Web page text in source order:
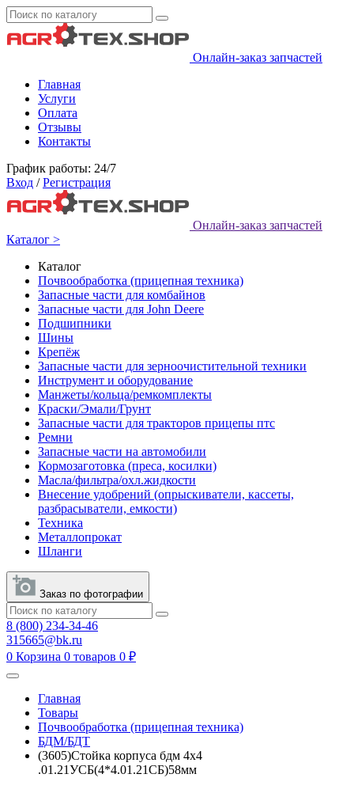
Онлайн-заказ запчастей
Главная
Услуги
Оплата
Отзывы
Контакты
График работы: 24/7
Вход / Регистрация
Онлайн-заказ запчастей
Каталог >
Каталог
Почвообработка (прицепная техника)
Запасные части для комбайнов
Запасные части для John Deere
Подшипники
Шины
Крепёж
Запасные части для зерноочистительной техники
Инструмент и оборудование
Манжеты/кольца/ремкомплекты
Краски/Эмали/Грунт
Запасные части для тракторов прицепы птс
Ремни
Запасные части на автомобили
Кормозаготовка (преса, косилки)
Масла/фильтра/охл.жидкости
Внесение удобрений (опрыскиватели, кассеты,
разбрасыватели, емкости)
Техника
Металлопрокат
Шланги
Заказ по фотографии
8 (800) 234-34-46
315665@bk.ru
0 Корзина 0 товаров 0 ₽
Главная
Товары
Почвообработка (прицепная техника)
БДМ/БДТ
(3605)Стойка корпуса бдм 4х4
.01.21УСБ(4*4.01.21СБ)58мм